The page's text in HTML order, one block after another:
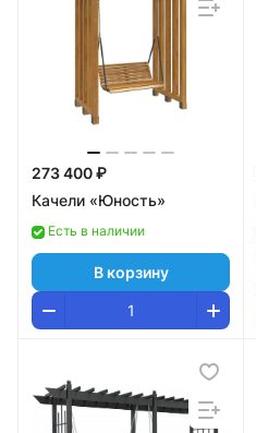
273 400 ₽
Качели «Юность»
Есть в наличии
В корзину